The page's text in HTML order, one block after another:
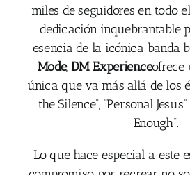
miles de seguidores en todo
dedicación inquebrantable
esencia de la icónica banda
Mode, DM Experienceofrece
única que va más allá de los
the Silence”, “Personal
Enough”.
Lo que hace especial a este